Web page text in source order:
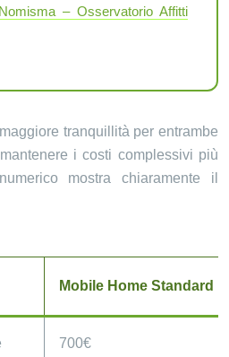
Nomisma – Osservatorio Affitti
tranquillità per entrambe
i costi complessivi più
mostra chiaramente il
Mobile Home Standard
700€